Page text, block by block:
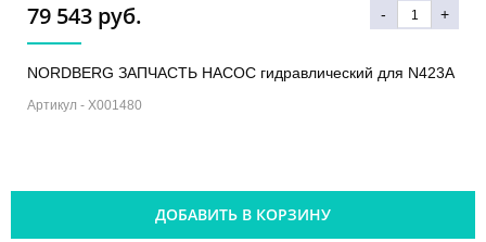
79 543 руб. - +
NORDBERG ЗАПЧАСТЬ НАСОС гидравлический для N423A
Артикул - X001480
ДОБАВИТЬ В КОРЗИНУ